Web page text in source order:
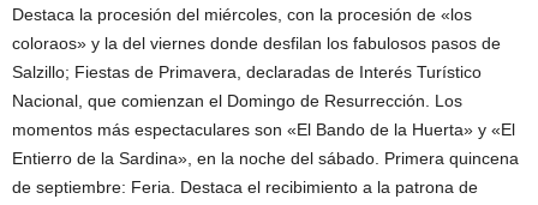
Destaca la procesión del miércoles, con la procesión de «los
coloraos» y la del viernes donde desfilan los fabulosos pasos de
Salzillo; Fiestas de Primavera, declaradas de Interés Turístico
Nacional, que comienzan el Domingo de Resurrección. Los
momentos más espectaculares son «El Bando de la Huerta» y «El
Entierro de la Sardina», en la noche del sábado. Primera quincena
de septiembre: Feria. Destaca el recibimiento a la patrona de